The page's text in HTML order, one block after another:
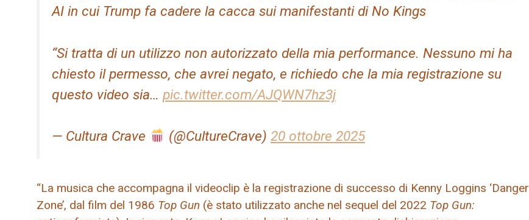
AI in cui Trump fa cadere la cacca sui manifestanti di No Kings
“Si tratta di un utilizzo non autorizzato della mia performance. Nessuno mi ha
chiesto il permesso, che avrei negato, e richiedo che la mia registrazione su
questo video sia… pic.twitter.com/AJQWN7hz3j
— Cultura Crave (@CultureCrave) 20 ottobre 2025
“La musica che accompagna il videoclip è la registrazione di successo di Kenny Loggins ‘Danger
Zone’, dal film del 1986 Top Gun (è stato utilizzato anche nel sequel del 2022 Top Gun: